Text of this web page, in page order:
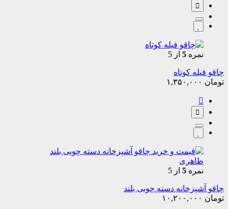
نمره 5 از 5
چاقو فیله کوتاه
تومان
نمره 5 از 5
چاقو آشپزخانه دسته چوبی بلند
تومان